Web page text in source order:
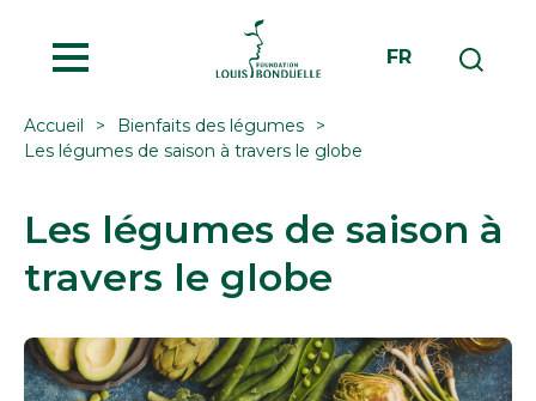
FR
Accueil
Bienfaits des légumes
Les légumes de saison à travers le globe
Les légumes de saison à
travers le globe